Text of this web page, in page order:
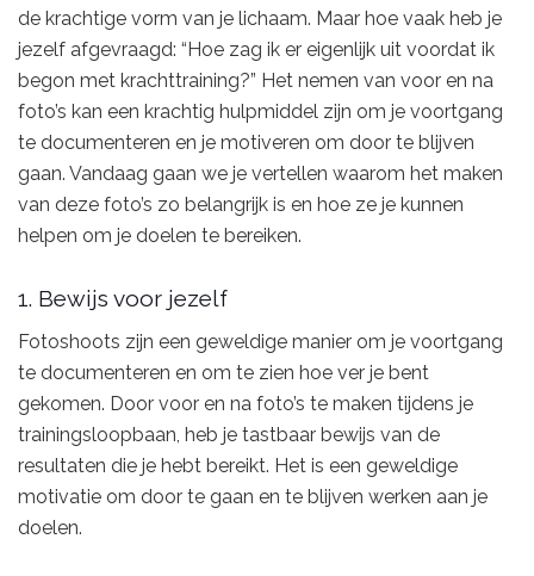
de krachtige vorm van je lichaam. Maar hoe vaak heb je
jezelf afgevraagd: “Hoe zag ik er eigenlijk uit voordat ik
begon met krachttraining?” Het nemen van voor en na
foto’s kan een krachtig hulpmiddel zijn om je voortgang
te documenteren en je motiveren om door te blijven
gaan. Vandaag gaan we je vertellen waarom het maken
van deze foto’s zo belangrijk is en hoe ze je kunnen
helpen om je doelen te bereiken.
1. Bewijs voor jezelf
Fotoshoots zijn een geweldige manier om je voortgang
te documenteren en om te zien hoe ver je bent
gekomen. Door voor en na foto’s te maken tijdens je
trainingsloopbaan, heb je tastbaar bewijs van de
resultaten die je hebt bereikt. Het is een geweldige
motivatie om door te gaan en te blijven werken aan je
doelen.